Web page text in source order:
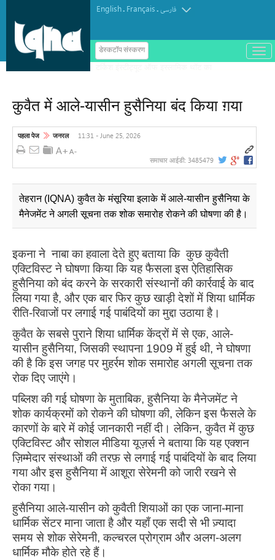
English. Français.فارسی
डेस्कटॉप संस्करण
ب
ا
कुवैत में आले-यासीन हुसैनिया बंद किया ग़या
पहला पेज जनरल 11:31 - June 25, 2026
समाचार आईडी: 3485479
तेहरान (IQNA) कुवैत के मंसूरिया इलाके में आले-यासीन हुसैनिया के
मैनेजमेंट ने अगली सूचना तक शोक समारोह रोकने की घोषणा की है।
इकना ने नाबा का हवाला देते हुए बताया कि कुछ कुवैती
एक्टिविस्ट ने घोषणा किया कि यह फैसला इस ऐतिहासिक
हुसैनिया को बंद करने के सरकारी संस्थानों की कार्रवाई के बाद
लिया गया है, और एक बार फिर कुछ खाड़ी देशों में शिया धार्मिक
रीति-रिवाजों पर लगाई गई पाबंदियों का मुद्दा उठाया है।
कुवैत के सबसे पुराने शिया धार्मिक केंद्रों में से एक, आले-
यासीन हुसैनिया, जिसकी स्थापना 1909 में हुई थी, ने घोषणा
की है कि इस जगह पर मुहर्रम शोक समारोह अगली सूचना तक
रोक दिए जाएंगे।
पब्लिश की गई घोषणा के मुताबिक, हुसैनिया के मैनेजमेंट ने
शोक कार्यक्रमों को रोकने की घोषणा की, लेकिन इस फैसले के
कारणों के बारे में कोई जानकारी नहीं दी। लेकिन, कुवैत में कुछ
एक्टिविस्ट और सोशल मीडिया यूज़र्स ने बताया कि यह एक्शन
ज़िम्मेदार संस्थाओं की तरफ़ से लगाई गई पाबंदियों के बाद लिया
गया और इस हुसैनिया में आशूरा सेरेमनी को जारी रखने से
रोका गया।
हुसैनिया आले-यासीन को कुवैती शियाओं का एक जाना-माना
धार्मिक सेंटर माना जाता है और यहाँ एक सदी से भी ज़्यादा
समय से शोक सेरेमनी, कल्चरल प्रोग्राम और अलग-अलग
धार्मिक मौके होते रहे हैं।